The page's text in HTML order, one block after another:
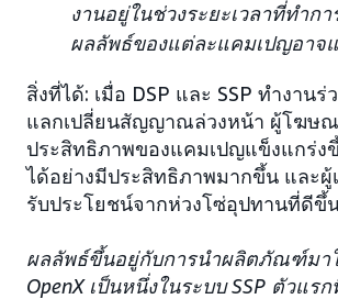
งานอยู่ในช่วงระยะเวลาที่ทำก
ผลลัพธ์ของแต่ละแคมเปญอาจ
สิ่งที่ได้: เมื่อ DSP และ SSP ทำงาน
แลกเปลี่ยนสัญญาณล่วงหน้า ผู้โฆษณ
ประสิทธิภาพของแคมเปญแข็งแกร่ง
ได้อย่างมีประสิทธิภาพมากขึ้น และผู้
รับประโยชน์จากห่วงโซ่อุปทานที่ดีขึ้
ผลลัพธ์ขึ้นอยู่กับการนำผลิตภัณฑ์มา
OpenX เป็นหนึ่งในระบบ SSP ตัวแร